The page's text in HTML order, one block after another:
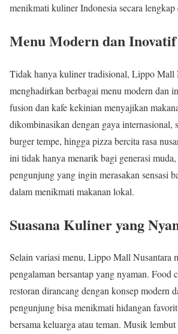
menikmati kuliner Indonesia secara
Menu Modern dan Inovatif
Tidak hanya kuliner tradisional, Lippo Mall
menghadirkan berbagai menu modern dan
fusion dan kafe kekinian menyajikan
dikombinasikan dengan gaya internasional,
burger tempe, hingga pizza bercita rasa
ini tidak hanya menarik bagi generasi
pengunjung yang ingin merasakan sensasi
dalam menikmati makanan lokal.
Suasana Kuliner yang
Selain variasi menu, Lippo Mall Nusantara
pengalaman bersantap yang nyaman. Food
restoran dirancang dengan konsep modern
pengunjung bisa menikmati hidangan
bersama keluarga atau teman. Musik